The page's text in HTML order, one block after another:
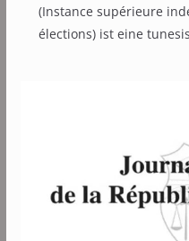
(Instance supérieure
élections) ist eine